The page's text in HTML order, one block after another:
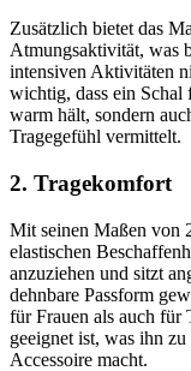
Zusätzlich bietet das
Atmungsaktivität, was
intensiven Aktivitäten
wichtig, dass ein
warm hält, sondern
Tragegefühl vermittelt.
2. Tragekomfort
Mit seinen Maßen von
elastischen
anzuziehen und sitzt
dehnbare Passform
für Frauen als auch für
geeignet ist, was ihn
Accessoire macht.